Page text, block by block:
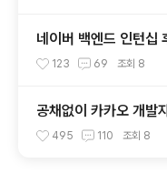
네이버 백엔드 인턴
nd Internship
123 69 조회 8
공채없이 카카오 개
t a Developer Job
495 110 조회 8